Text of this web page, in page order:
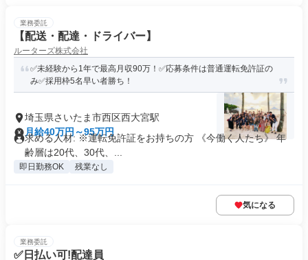
業務委託
【配送・配達・ドライバー】
ルーターズ株式会社
✅未経験から1年で最高月収90万！✅応募条件は普通運転免許証の
み✅採用枠5名早い者勝ち！
埼玉県さいたま市西区西大宮駅
月給40万円～95万円
求める人材: ※運転免許証をお持ちの方 《今働く人たち》 年
齢層は20代、30代、...
即日勤務OK 残業なし
気になる
業務委託
✅日払い可!配達員